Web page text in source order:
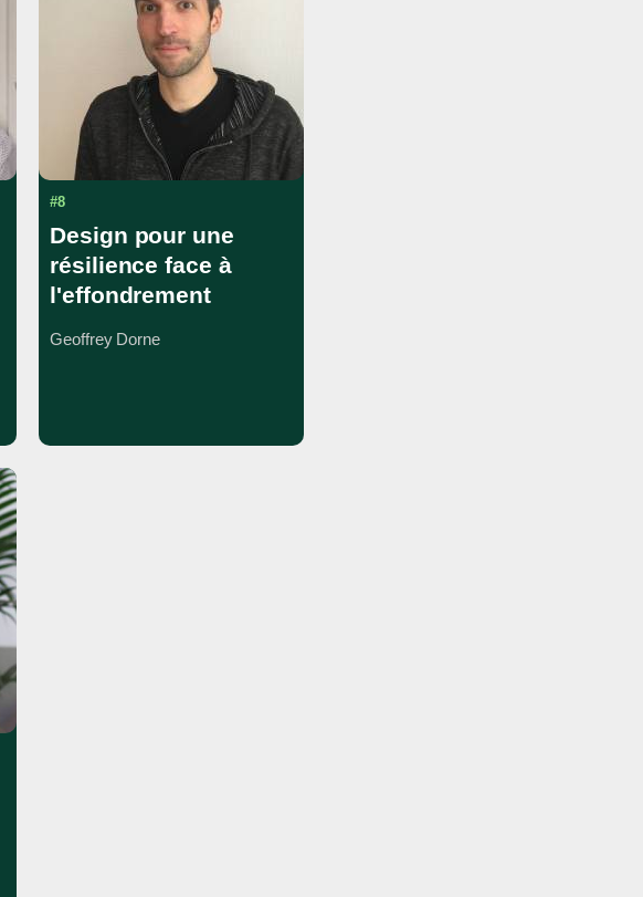
#8
Design pour une
résilience face à
l'effondrement
Geoffrey Dorne